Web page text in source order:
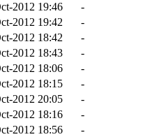
2012 19:46
-
2012 19:42
-
2012 18:42
-
2012 18:43
-
2012 18:06
-
2012 18:15
-
2012 20:05
-
2012 18:16
-
2012 18:56
-